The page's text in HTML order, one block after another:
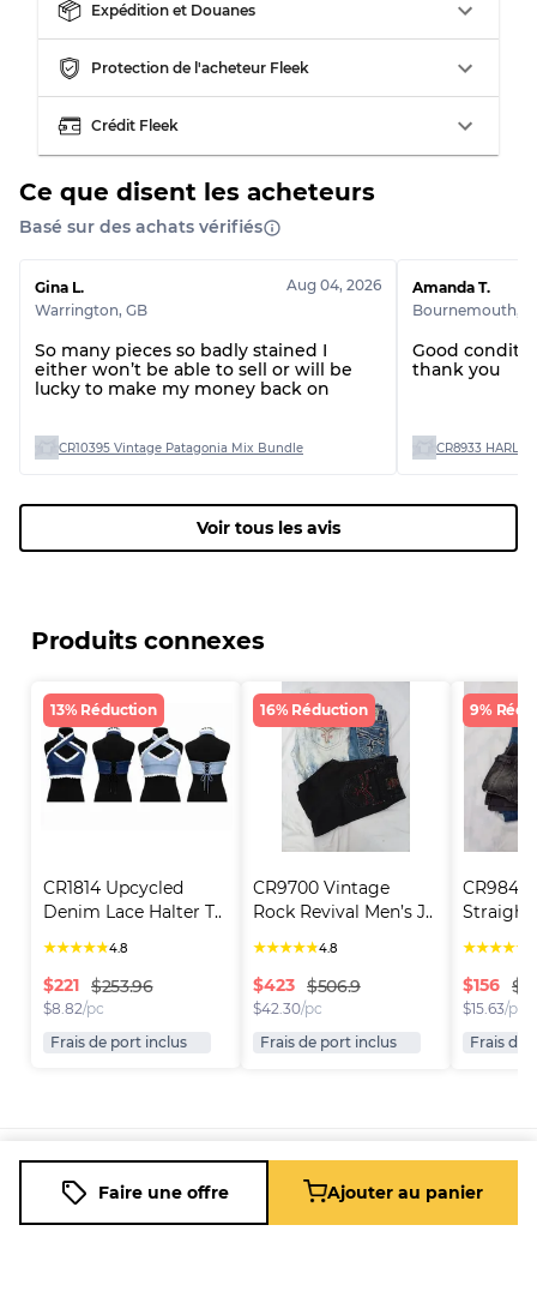
Faire une offre Ajouter au panier
Expédition et Douanes
Protection de l'acheteur Fleek
Crédit Fleek
Ce que disent les acheteurs
Basé sur des achats vérifiés
Gina L.
Warrington, GB
Aug 04, 2026
So many pieces so badly stained I
either won’t be able to sell or will be
lucky to make my money back on
CR10395 Vintage Patagonia Mix Bundle
Amanda T.
Bournemouth,
Good
thank you
CR8933
Voir tous les avis
Produits connexes
13% Réduction
CR1814 Upcycled
Denim Lace Halter T..
★★★★★4.8
$221 $253.96
$8.82/pc
Frais de port inclus
16% Réduction
CR9700 Vintage
Rock Revival Men’s J..
★★★★★4.8
$423 $506.9
$42.30/pc
Frais de port inclus
9%
CR9848
Straight
★★★★★
$156
$15.63/pc
Frais de
Plateforme
Entreprise